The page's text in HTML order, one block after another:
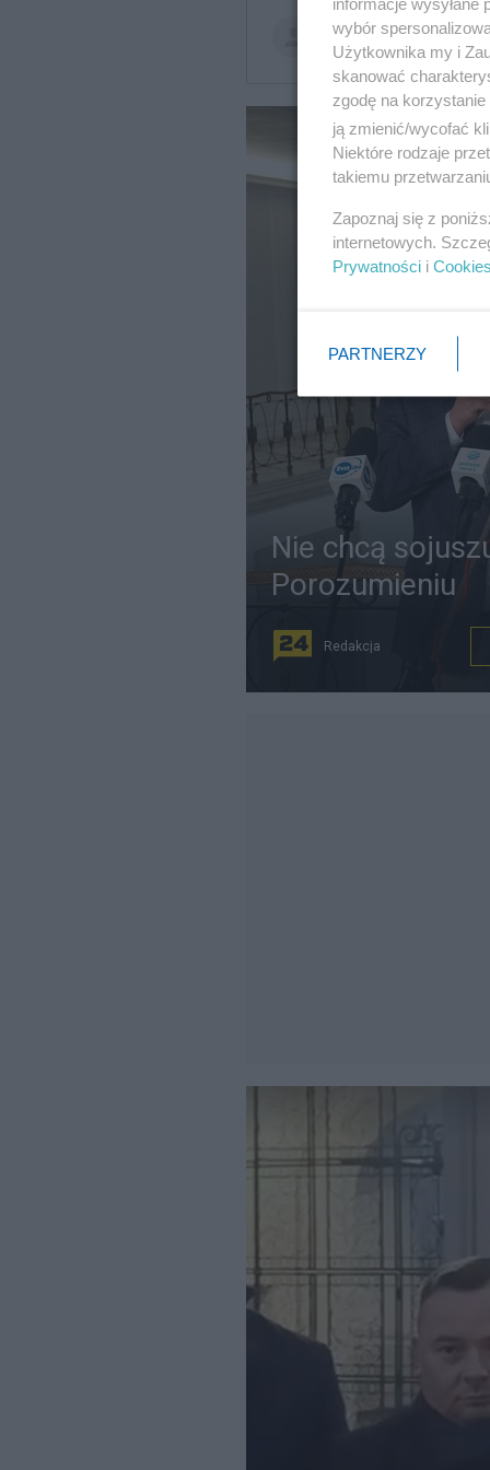
Krzysztof Jellonek
Nie chcą
Porozumieniu
Redakcja
wybór
Użytkownika my i
skanować
zgodę na
ją zmienić/wycofać
Niektóre rodzaje
takiemu
Zapoznaj się z
internetowych.
Prywatności i Cookies
PARTNERZY